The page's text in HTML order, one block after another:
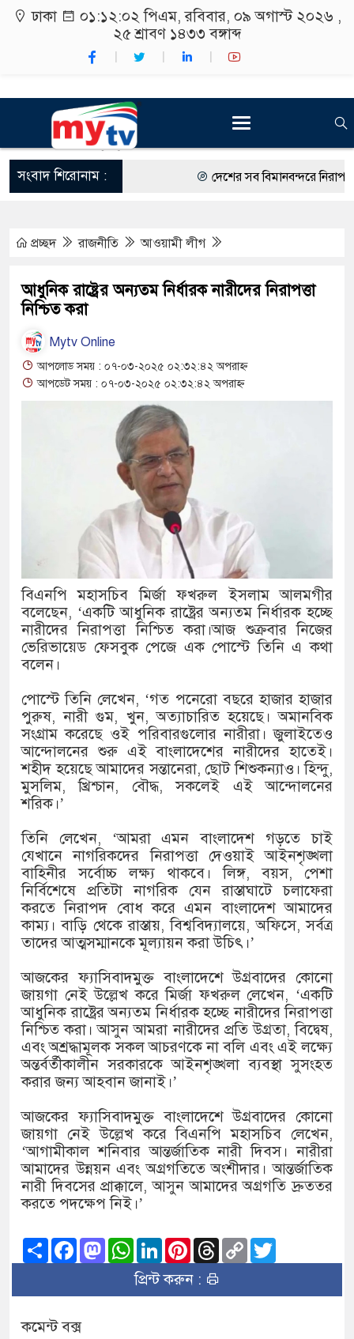
ঢাকা ০১:১২:০৩ পিএম, রবিবার, ০৯ অগাস্ট ২০২৬ ,
২৫ শ্রাবণ ১৪৩৩ বঙ্গাব্দ
সংবাদ শিরোনাম : দেশের সব বিমানবন্দরে নিরাপত্তা
শিক্ষার্থীদের সাথে উৎসবমুখর
কর্মসূচীর শুভসূচনা।
থাকায় বিক্রিতে নিষেধাজ্ঞা
আলাল
‘গুলশানের চামেলি’তে ভিন্ন
যৌনকর্মীর দালাল চরিত্রে
সারজিস-পাটোয়ারীসহ ১০ জনের
গুলশান থেকে সাবেক মন্ত্রী লতিফ
‘স্কুটি নাকি গোল্ড?’
এর ফ্রিডম ব্র্যান্ড, বাড়ল ক্যাম্পেইনের
১৫২২ পুলিশ সদস্যকে চাকরিতে
খিলক্ষেত থানা বিএনপির যুগ্ম
দেশের ৬ অঞ্চলে ঝড়ের আভাস
প্রেমের সম্পর্ক ছিন্ন না করায় মা-
প্রধানমন্ত্রীর সঙ্গে নবনিযুক্ত
হামের উপসর্গে আরও ৬ প্রাণহানি,
অবশেষে পদত্যাগ করলেন ভারতের
জামায়াত ফেরেশতাদের দল নয়,
প্রচ্ছদ রাজনীতি আওয়ামী লীগ
আধুনিক রাষ্ট্রের অন‍্যতম নির্ধারক নারীদের নিরাপত্তা
নিশ্চিত করা
Mytv Online
আপলোড সময় : ০৭-০৩-২০২৫ ০২:৩২:৪২ অপরাহ্ন
আপডেট সময় : ০৭-০৩-২০২৫ ০২:৩২:৪২ অপরাহ্ন
বিএনপি মহাসচিব মির্জা ফখরুল ইসলাম আলমগীর
বলেছেন, ‘একটি আধুনিক রাষ্ট্রের অন‍্যতম নির্ধারক হচ্ছে
নারীদের নিরাপত্তা নিশ্চিত করা।আজ শুক্রবার নিজের
ভেরিভায়েড ফেসবুক পেজে এক পোস্টে তিনি এ কথা
বলেন।
পোস্টে তিনি লেখেন, ‘গত পনেরো বছরে হাজার হাজার
পুরুষ, নারী গুম, খুন, অত্যাচারিত হয়েছে। অমানবিক
সংগ্রাম করেছে ওই পরিবারগুলোর নারীরা। জুলাইতেও
আন্দোলনের শুরু এই বাংলাদেশের নারীদের হাতেই।
শহীদ হয়েছে আমাদের সন্তানেরা, ছোট শিশুকন্যাও। হিন্দু,
মুসলিম, খ্রিশ্চান, বৌদ্ধ, সকলেই এই আন্দোলনের
শরিক।’
তিনি লেখেন, ‘আমরা এমন বাংলাদেশ গড়তে চাই
যেখানে নাগরিকদের নিরাপত্তা দেওয়াই আইনশৃঙ্খলা
বাহিনীর সর্বোচ্চ লক্ষ্য থাকবে। লিঙ্গ, বয়স, পেশা
নির্বিশেষে প্রতিটা নাগরিক যেন রাস্তাঘাটে চলাফেরা
করতে নিরাপদ বোধ করে এমন বাংলাদেশ আমাদের
কাম‍্য। বাড়ি থেকে রাস্তায়, বিশ্ববিদ্যালয়ে, অফিসে, সর্বত্র
তাদের আত্মসম্মানকে মূল্যায়ন করা উচিৎ।’
আজকের ফ্যাসিবাদমুক্ত বাংলাদেশে উগ্রবাদের কোনো
জায়গা নেই উল্লেখ করে মির্জা ফখরুল লেখেন, ‘একটি
আধুনিক রাষ্ট্রের অন‍্যতম নির্ধারক হচ্ছে নারীদের নিরাপত্তা
নিশ্চিত করা। আসুন আমরা নারীদের প্রতি উগ্রতা, বিদ্বেষ,
এবং অশ্রদ্ধামূলক সকল আচরণকে না বলি এবং এই লক্ষ‍্যে
অন্তর্বর্তীকালীন সরকারকে আইনশৃঙ্খলা ব‍্যবস্থা সুসংহত
করার জন‍্য আহবান জানাই।’
আজকের ফ্যাসিবাদমুক্ত বাংলাদেশে উগ্রবাদের কোনো
জায়গা নেই উল্লেখ করে বিএনপি মহাসচিব লেখেন,
‘আগামীকাল শনিবার আন্তর্জাতিক নারী দিবস। নারীরা
আমাদের উন্নয়ন এবং অগ্রগতিতে অংশীদার। আন্তর্জাতিক
নারী দিবসের প্রাক্কালে, আসুন আমাদের অগ্রগতি দ্রুততর
করতে পদক্ষেপ নিই।’
ShareFacebook
Mastodon
WhatsApp
LinkedInPinterest
Threads
Copy
Link
প্রিন্ট করুন :
কমেন্ট বক্স